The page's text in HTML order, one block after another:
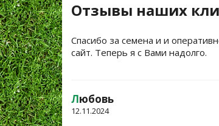
Отзывы наших
Спасибо за семена и и
сайт. Теперь я с Вами надолго.
Любовь
12.11.2024